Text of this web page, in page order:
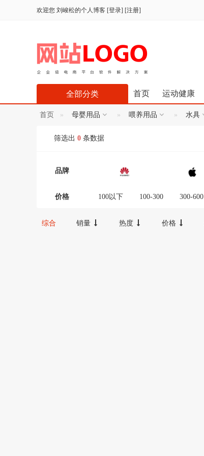
欢迎您 刘峻松的个人博客 [登录] [注册]
首页 运动健康
全部分类
首页 母婴用品 喂养用品 水具
筛选出 0 条数据
品牌
价格 100以下 100-300 300-600
综合 销量 热度 价格